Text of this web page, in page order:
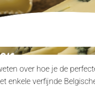
over hoe je de
verfijnde